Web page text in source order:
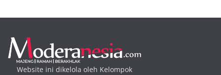
Website ini dikelola oleh Kelompok